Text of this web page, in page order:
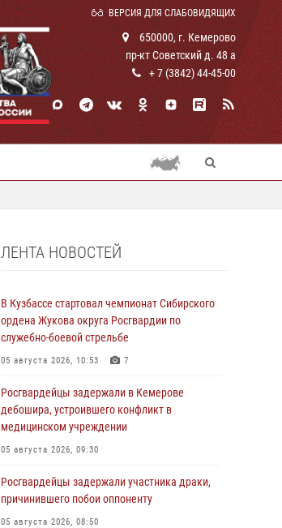
ВЕРСИЯ ДЛЯ СЛАБОВИДЯЩИХ
650000, г. Кемерово
пр-кт Советский д. 48 а
+ 7 (3842) 44-45-00
ЛЕНТА НОВОСТЕЙ
В Кузбассе стартовал чемпионат Сибирского
ордена Жукова округа Росгвардии по
служебно-боевой стрельбе
05 августа 2026, 10:53 7
Росгвардейцы задержали в Кемерове
дебошира, устроившего конфликт в
медицинском учреждении
05 августа 2026, 09:30
Росгвардейцы задержали участника драки,
причинившего побои оппоненту
05 августа 2026, 08:50